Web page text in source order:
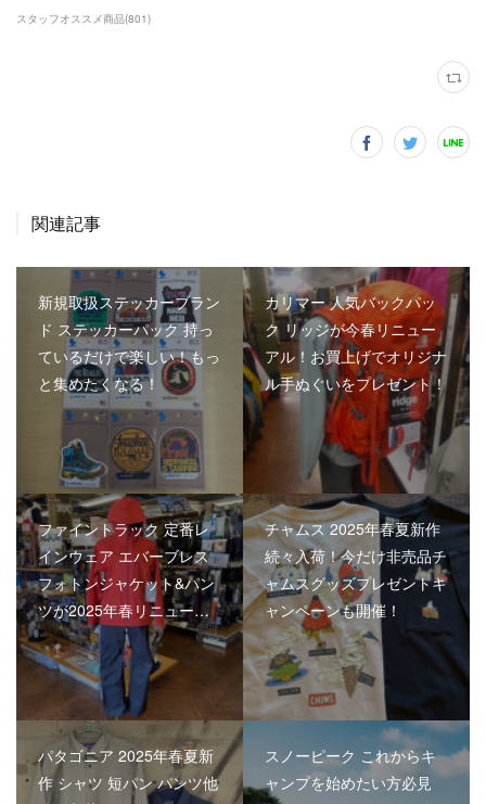
スタッフオススメ商品(801)
関連記事
新規取扱ステッカーブラン
ド ステッカーパック 持っ
ているだけで楽しい！もっ
と集めたくなる！
カリマー 人気バックパッ
ク リッジが今春リニュー
アル！お買上げでオリジナ
ル手ぬぐいをプレゼント！
ファイントラック 定番レ
インウェア エバーブレス
フォトンジャケット&パン
ツが2025年春リニュー…
チャムス 2025年春夏新作
続々入荷！今だけ非売品チ
ャムスグッズプレゼントキ
ャンペーンも開催！
パタゴニア 2025年春夏新
作 シャツ 短パン パンツ他
スノーピーク これからキ
ャンプを始めたい方必見